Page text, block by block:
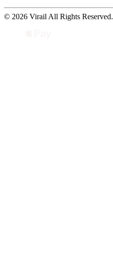
© 2026 Virail All Rights Reserved.